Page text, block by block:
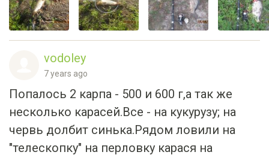
vodoley
7 years ago
Попалось 2 карпа - 500 и 600 г,а так же
несколько карасей.Все - на кукурузу; на
червь долбит синька.Рядом ловили на
"телескопку" на перловку карася на